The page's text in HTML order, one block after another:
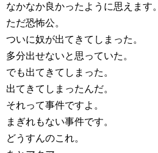
なかなか良かったように思えます。
ただ恐怖公。
ついに奴が出てきてしまった。
多分出せないと思っていた。
でも出てきてしまった。
出てきてしまったんだ。
それって事件ですよ。
まぎれもない事件です。
どうすんのこれ。